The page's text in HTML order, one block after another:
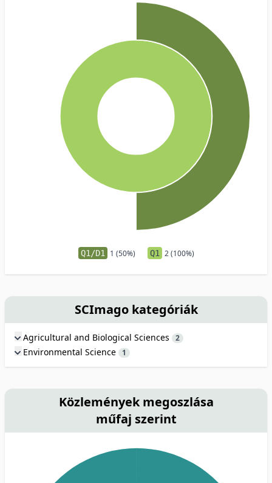
Q1/D1 1 (50%) Q1 2 (100%)
SCImago kategóriák
Agricultural and Biological Sciences 2
Environmental Science 1
Közlemények megoszlása
műfaj szerint